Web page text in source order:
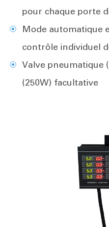
pour chaque porte
Mode automatique
contrôle individuel
Valve pneumatique
(250W) facultative